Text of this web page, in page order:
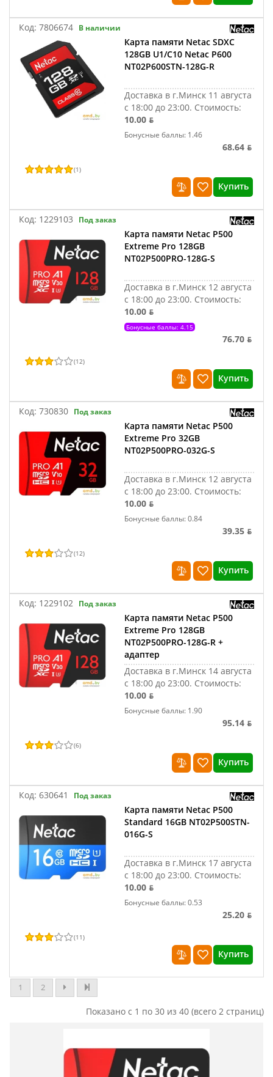
Код: 7806674 В наличии
Карта памяти Netac SDXC
128GB U1/C10 Netac P600
NT02P600STN-128G-R
Доставка в г.Минск 11 августа
с 18:00 до 23:00. Стоимость:
10.00 ƃ
Бонусные баллы: 1.46
68.64 ƃ
(1)
Купить
Код: 1229103 Под заказ
Карта памяти Netac P500
Extreme Pro 128GB
NT02P500PRO-128G-S
Доставка в г.Минск 12 августа
с 18:00 до 23:00. Стоимость:
10.00 ƃ
Бонусные баллы: 4.15
76.70 ƃ
(12)
Купить
Код: 730830 Под заказ
Карта памяти Netac P500
Extreme Pro 32GB
NT02P500PRO-032G-S
Доставка в г.Минск 12 августа
с 18:00 до 23:00. Стоимость:
10.00 ƃ
Бонусные баллы: 0.84
39.35 ƃ
(12)
Купить
Код: 1229102 Под заказ
Карта памяти Netac P500
Extreme Pro 128GB
NT02P500PRO-128G-R +
адаптер
Доставка в г.Минск 14 августа
с 18:00 до 23:00. Стоимость:
10.00 ƃ
Бонусные баллы: 1.90
95.14 ƃ
(6)
Купить
Код: 630641 Под заказ
Карта памяти Netac P500
Standard 16GB NT02P500STN-
016G-S
Доставка в г.Минск 17 августа
с 18:00 до 23:00. Стоимость:
10.00 ƃ
Бонусные баллы: 0.53
25.20 ƃ
(11)
Купить
1 2
Показано с 1 по 30 из 40 (всего 2 страниц)